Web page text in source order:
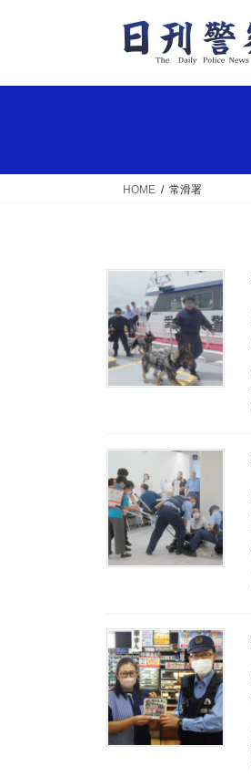
HOME 常滑署